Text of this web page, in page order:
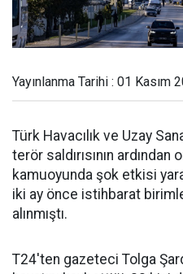
Yayınlanma Tarihi : 01 Kasım
Türk Havacılık ve Uzay
terör saldırısının ardından
kamuoyunda şok etkisi
iki ay önce istihbarat
alınmıştı.
T24'ten gazeteci Tolga